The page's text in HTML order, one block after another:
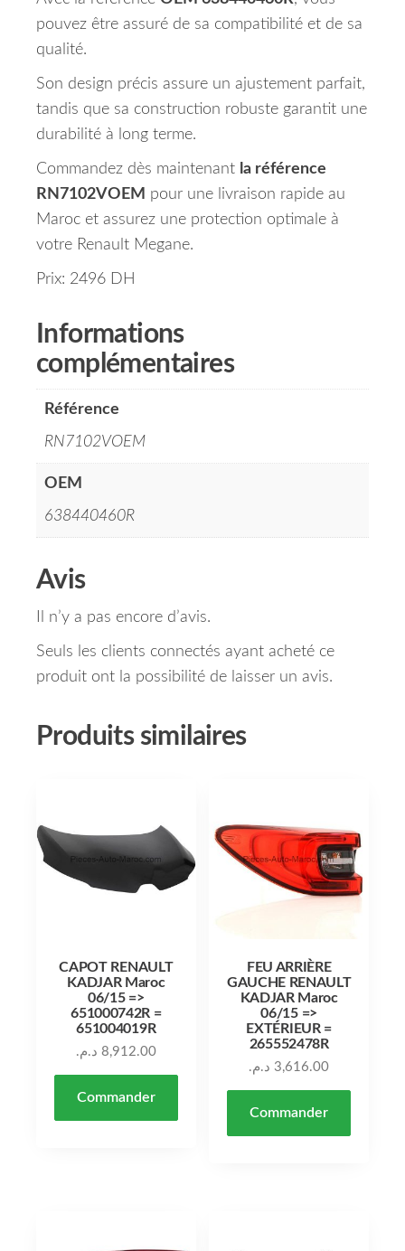
pouvez être assuré de sa compatibilité et de sa
qualité.
Son design précis assure un ajustement parfait,
tandis que sa construction robuste garantit une
durabilité à long terme.
Commandez dès maintenant la référence
RN7102VOEM pour une livraison rapide au
Maroc et assurez une protection optimale à
votre Renault Megane.
Prix: 2496 DH
Informations
complémentaires
Référence
RN7102VOEM
OEM
638440460R
Avis
Il n’y a pas encore d’avis.
Seuls les clients connectés ayant acheté ce
produit ont la possibilité de laisser un avis.
Produits similaires
CAPOT RENAULT
KADJAR Maroc
06/15 =>
651000742R =
651004019R
8,912.00 د.م.
Commander
FEU ARRIÈRE
GAUCHE RENAULT
KADJAR Maroc
06/15 =>
EXTÉRIEUR =
265552478R
3,616.00 د.م.
Commander